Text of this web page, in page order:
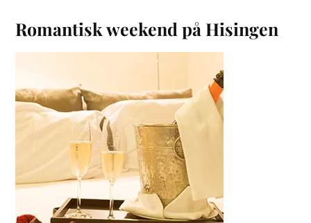
Romantisk weekend på Hisingen